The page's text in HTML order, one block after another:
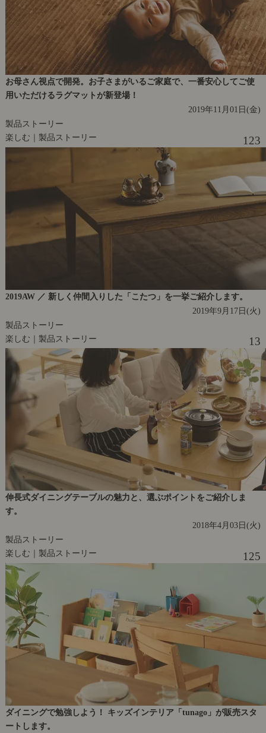
お母さん視点で開発。お子さまがいるご家庭で、一番安心してご使
用いただけるラグマットが新登場！
2019年11月01日(金)
製品ストーリー
楽しむ｜製品ストーリー
123
2019AW ／ 新しく仲間入りした「こたつ」を一挙ご紹介します。
2019年9月17日(火)
製品ストーリー
楽しむ｜製品ストーリー
13
伸長式ダイニングテーブルの魅力と、選ぶポイントをご紹介しま
す。
2018年4月03日(火)
製品ストーリー
楽しむ｜製品ストーリー
125
ダイニングで勉強しよう！ キッズインテリア「tunago」が販売スタ
ートします。